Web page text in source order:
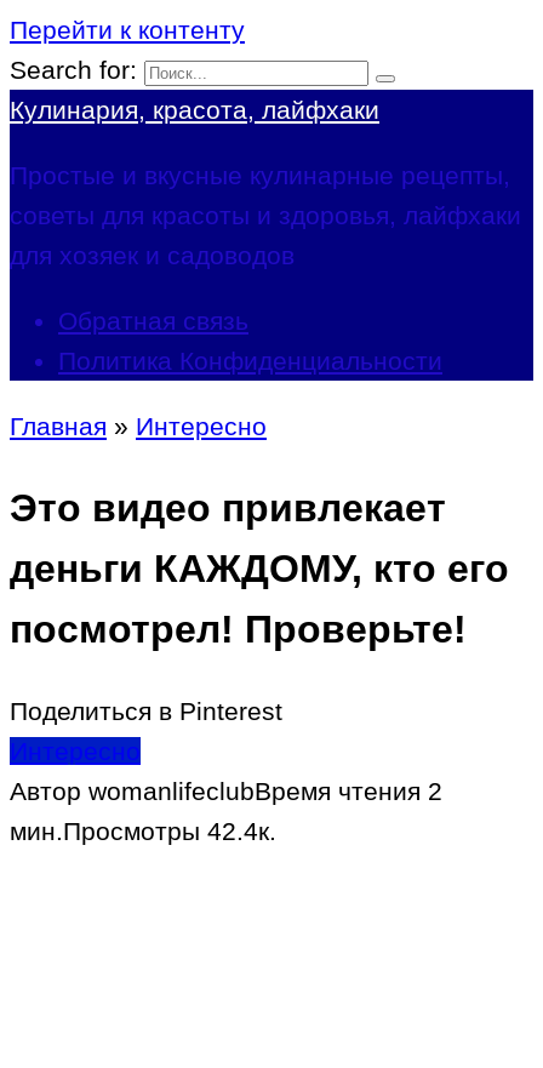
Перейти к контенту
Search for:
Кулинария, красота, лайфхаки
Простые и вкусные кулинарные рецепты,
советы для красоты и здоровья, лайфхаки
для хозяек и садоводов
Обратная связь
Политика Конфиденциальности
Главная » Интересно
Это видео привлекает
деньги КАЖДОМУ, кто его
посмотрел! Проверьте!
Поделиться в Pinterest
Интересно
Автор womanlifeclubВремя чтения 2
мин.Просмотры 42.4к.